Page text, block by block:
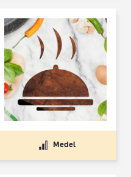
Medel